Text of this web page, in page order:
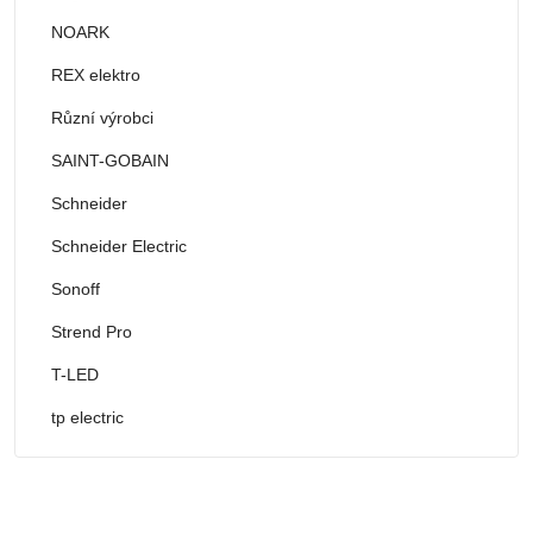
NOARK
REX elektro
Různí výrobci
SAINT-GOBAIN
Schneider
Schneider Electric
Sonoff
Strend Pro
T-LED
tp electric